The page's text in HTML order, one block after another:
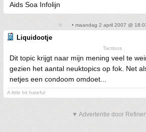
Aids Soa Infolijn
• maandag 2 april 2007 @
Liquidootje
Tactloos
Dit topic krijgt naar mijn mening veel te
gezien het aantal neuktopics op fok. Net
netjes een condoom omdoet...
A little bit hateful
▼ Advertentie door